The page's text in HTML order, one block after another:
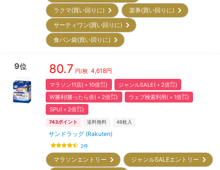
ラクマ(買い回りに)
楽券(買い回りに)
サーティワン(買い回りに)
食パン袋(買い回りに)
9位 80.7 円/枚 4,618円
マラソン11店(＋10倍㌽)
ジャンルSALE(＋2倍㌽)
W勝利!勝ったら倍(＋2倍㌽)
ウェブ検索利用(＋1倍㌽)
SPU(＋2倍㌽)
743ポイント 送料無料 48枚入
サンドラッグ (Rakuten)
2件
マラソンエントリー
ジャンルSALEエントリー